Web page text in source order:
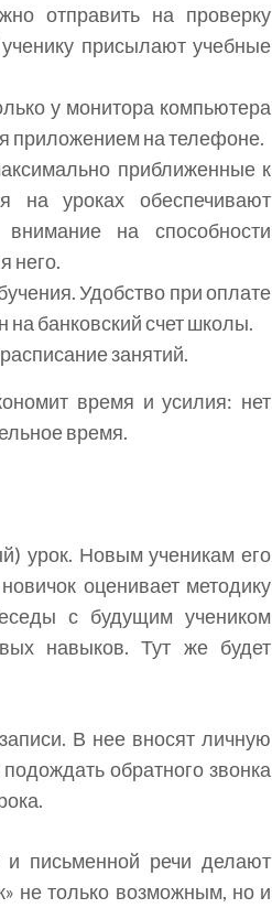
отправить на проверку
присылают учебные
у монитора компьютера
приложением на телефоне.
приближенные к
уроках обеспечивают
на способности
него.
Удобство при оплате
на банковский счет школы.
занятий.
время и усилия: нет
время.
урок. Новым ученикам его
оценивает методику
с будущим учеником
навыков. Тут же будет
В нее вносят личную
обратного звонка
и письменной речи делают
не только возможным, но и